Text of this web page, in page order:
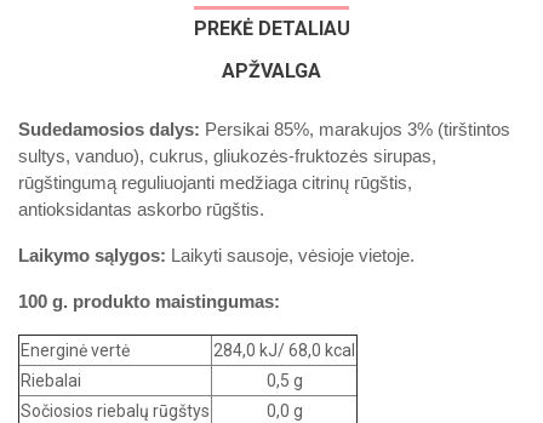
PREKĖ DETALIAU
APŽVALGA
Sudedamosios dalys: Persikai 85%, marakujos 3% (tirštintos
sultys, vanduo), cukrus, gliukozės-fruktozės sirupas,
rūgštingumą reguliuojanti medžiaga citrinų rūgštis,
antioksidantas askorbo rūgštis.
Laikymo sąlygos: Laikyti sausoje, vėsioje vietoje.
100 g. produkto maistingumas:
Energinė vertė
284,0 kJ/ 68,0 kcal
Riebalai
0,5 g
Sočiosios riebalų rūgštys
0,0 g